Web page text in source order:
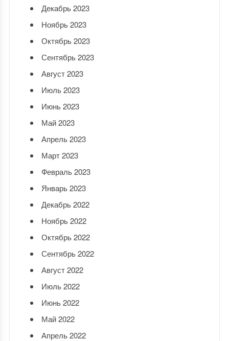
Декабрь 2023
Ноябрь 2023
Октябрь 2023
Сентябрь 2023
Август 2023
Июль 2023
Июнь 2023
Май 2023
Апрель 2023
Март 2023
Февраль 2023
Январь 2023
Декабрь 2022
Ноябрь 2022
Октябрь 2022
Сентябрь 2022
Август 2022
Июль 2022
Июнь 2022
Май 2022
Апрель 2022